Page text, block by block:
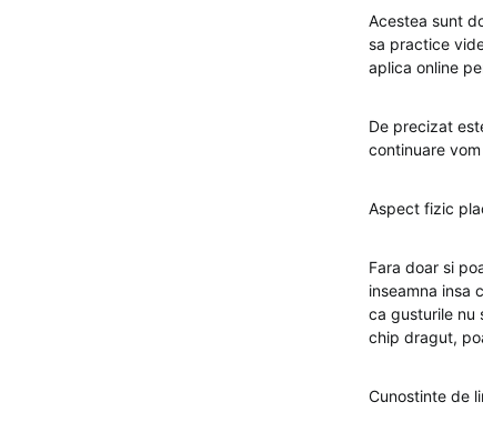
Acestea sunt
sa practice
aplica online
De precizat
continuare
Aspect fizic
Fara doar si
inseamna insa
ca gusturile nu
chip dragut,
Cunostinte de